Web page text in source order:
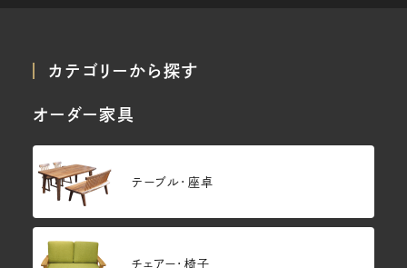
カテゴリーから探す
オーダー家具
テーブル・座卓
チェアー・椅子